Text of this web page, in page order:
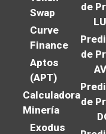
Swap
Curve
Finance
Aptos
(APT)
Calculadora
Minería
Exodus
de
de
de